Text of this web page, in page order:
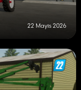
22 Mayıs 2026